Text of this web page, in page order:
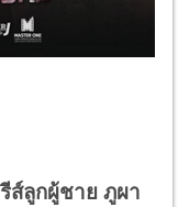
ส์ลูกผู้ชาย ภูผา